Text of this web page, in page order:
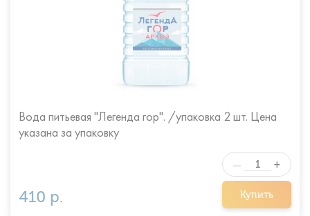
Вода питьевая "Легенда гор". /упаковка 2 шт. Цена
410 р. Купить
— +